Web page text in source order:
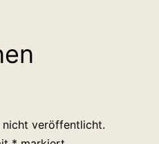
nicht veröffentlicht.